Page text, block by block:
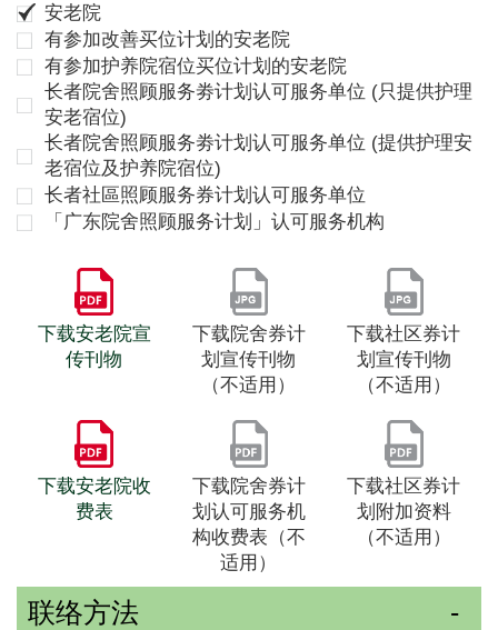
安老院
有参加改善买位计划的安老院
有参加护养院宿位买位计划的安老院
长者院舍照顾服务劵计划认可服务单位 (只提供护理
安老宿位)
长者院舍照顾服务劵计划认可服务单位 (提供护理安
老宿位及护养院宿位)
长者社區照顾服务券计划认可服务单位
「广东院舍照顾服务计划」认可服务机构
下载安老院宣
传刊物
下载院舍券计
划宣传刊物
（不适用）
下载社区券计
划宣传刊物
（不适用）
下载安老院收
费表
下载院舍券计
划认可服务机
构收费表（不
适用）
下载社区券计
划附加资料
（不适用）
联络方法